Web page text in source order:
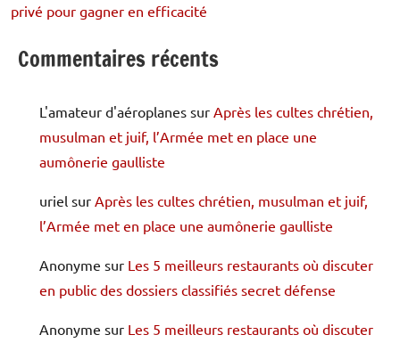
privé pour gagner en efficacité
Commentaires récents
L'amateur d'aéroplanes sur Après les cultes chrétien,
musulman et juif, l’Armée met en place une
aumônerie gaulliste
uriel sur Après les cultes chrétien, musulman et juif,
l’Armée met en place une aumônerie gaulliste
Anonyme sur Les 5 meilleurs restaurants où discuter
en public des dossiers classifiés secret défense
Anonyme sur Les 5 meilleurs restaurants où discuter